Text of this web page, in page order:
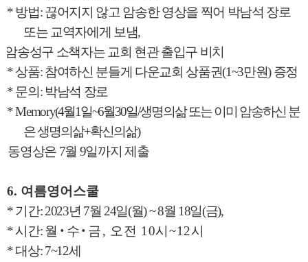
* 방법:끊어지지 않고 암송한 영상을 찍어 박남석 장로
또는 교역자에게 보냄,
암송성구 소책자는 교회 현관 출입구 비치
*상품:참여하신 분들게 다운교회 상품권(1~3만원)증정
*문의: 박남석 장로
* Memory(4월1일~6월30일/생명의삶 또는 이미 암송하신 분
은 생명의삶+확신의삶)
동영상은 7월 9일까지 제출
6. 여름영어스쿨
*기간: 2023년 7월 24일(월) ~ 8월 18일(금),
*시간:월‧ 수‧ 금 , 오전 10시~12시
*대상: 7~12세